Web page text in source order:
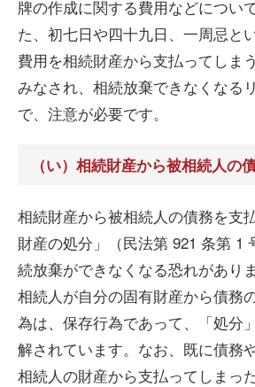
牌の作成に関する費用などについ
た、初七日や四十九日、一周忌と
費用を相続財産から支払ってしま
みなされ、相続放棄できなくなる
で、注意が必要です。
（い）相続財産から被相続人の
相続財産から被相続人の債務を支
財産の処分」（民法第 921 条第 1
続放棄ができなくなる恐れがあり
相続人が自分の固有財産から債務
為は、保存行為であって、「処分
解されています。なお、既に債務
相続人の財産から支払ってしまっ